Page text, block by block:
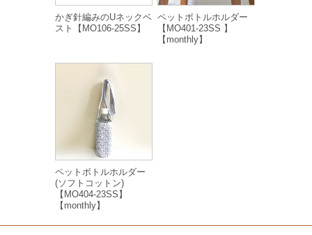
かぎ針編みのUネックベ
スト【MO106-25SS】
ペットボトルホルダー
【MO401-23SS 】
【monthly】
ペットボトルホルダー
(ソフトコットン)
【MO404-23SS】
【monthly】